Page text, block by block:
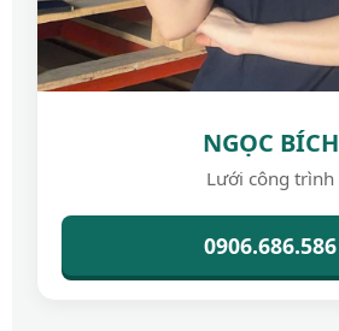
NGỌC BÍCH
Lưới công trình
0906.686.586